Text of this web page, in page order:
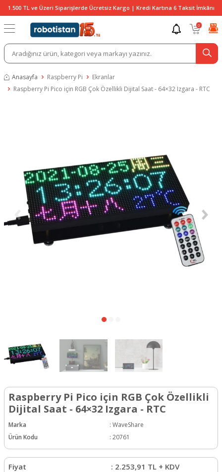
1.500 TL ve Üzeri Siparişlerde Ücretsiz Kargo | Kredi Kartına 6 Taksit İmkânı
0
Anasayfa Raspberry Pi
Ekranlar
Raspberry Pi Pico için RGB Çok Özellikli Dijital Saat - 64×32 Izgara - RTC
Raspberry Pi Pico için RGB Çok Özellikli
Dijital Saat - 64×32 Izgara - RTC
Marka : WaveShare
Ürün Kodu
: 20761
Fiyat : 2.253,91 TL + KDV